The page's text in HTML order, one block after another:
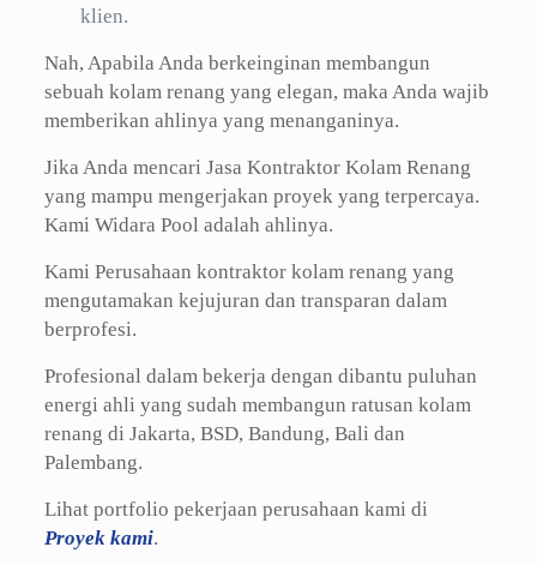
klien.
Nah, Apabila Anda berkeinginan membangun
sebuah kolam renang yang elegan, maka Anda wajib
memberikan ahlinya yang menanganinya.
Jika Anda mencari Jasa Kontraktor Kolam Renang
yang mampu mengerjakan proyek yang terpercaya.
Kami Widara Pool adalah ahlinya.
Kami Perusahaan kontraktor kolam renang yang
mengutamakan kejujuran dan transparan dalam
berprofesi.
Profesional dalam bekerja dengan dibantu puluhan
energi ahli yang sudah membangun ratusan kolam
renang di Jakarta, BSD, Bandung, Bali dan
Palembang.
Lihat portfolio pekerjaan perusahaan kami di
Proyek kami.